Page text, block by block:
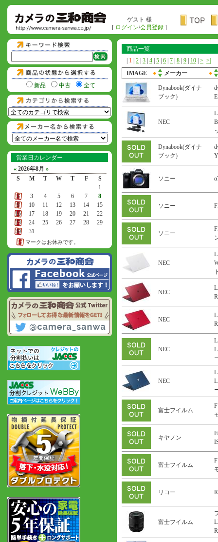
ゲスト 様
[ ログイン/会員登録]
新品 中古 全て
営業日カレンダー
« 2026年8月 »
S
M T W T F
S
1
2
3 4 5 6 7
8
9
10 11 12 13 14
15
16
17 18 19 20 21
22
23
24 25 26 27 28
29
30
31
マークはお休みです。
商品一覧
1 2 3 4 5 6 7 8 9 10 > >|
IMAGE
● メーカー ●
Dynabook(ダイナ
ブック)
NEC
Dynabook(ダイナ
ブック)
ソニー
ソニー
ソニー
NEC
NEC
NEC
NEC
NEC
富士フイルム
キヤノン
富士フイルム
リコー
富士フイルム
R